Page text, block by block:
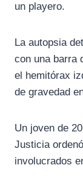
un playero.
La autopsia
con una barra
el hemitórax
de gravedad
Un joven de
Justicia
involucrados